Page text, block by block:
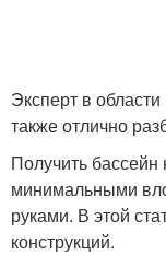
Бассейн на
Разные
Эксперт в
также отлично
Получить
минимальными
руками. В этой
конструкций.